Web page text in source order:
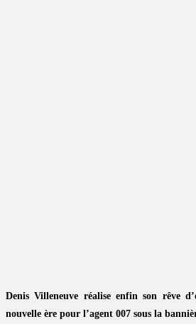
Denis Villeneuve réalise enfin son rêve
nouvelle ère pour l’agent 007 sous la